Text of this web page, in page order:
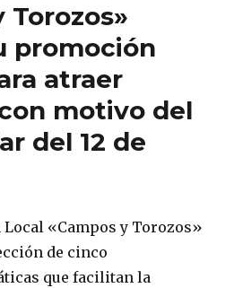
Torozos»
promoción
atraer
motivo del
del 12 de
«Campos y Torozos»
de cinco
que facilitan la